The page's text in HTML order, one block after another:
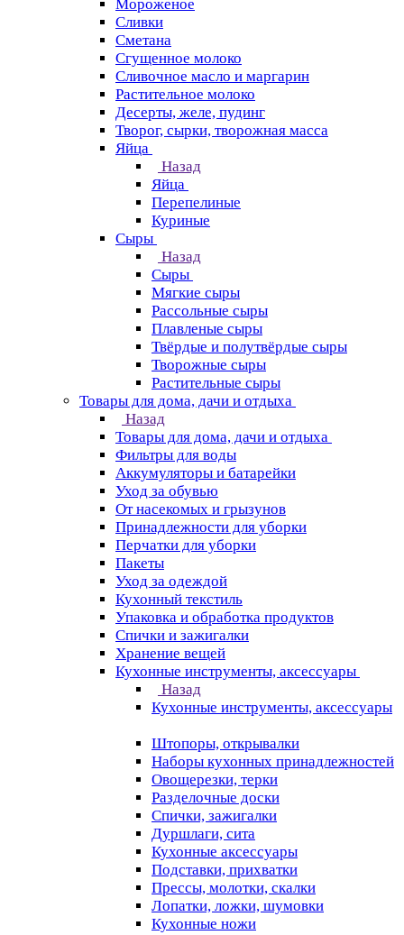
Мороженое
Сливки
Сметана
Сгущенное молоко
Сливочное масло и маргарин
Растительное молоко
Десерты, желе, пудинг
Творог, сырки, творожная масса
Яйца
Назад
Яйца
Перепелиные
Куриные
Сыры
Назад
Сыры
Мягкие сыры
Рассольные сыры
Плавленые сыры
Твёрдые и полутвёрдые сыры
Творожные сыры
Растительные сыры
Товары для дома, дачи и отдыха
Назад
Товары для дома, дачи и отдыха
Фильтры для воды
Аккумуляторы и батарейки
Уход за обувью
От насекомых и грызунов
Принадлежности для уборки
Перчатки для уборки
Пакеты
Уход за одеждой
Кухонный текстиль
Упаковка и обработка продуктов
Спички и зажигалки
Хранение вещей
Кухонные инструменты, аксессуары
Назад
Кухонные инструменты, аксессуары
Штопоры, открывалки
Наборы кухонных принадлежностей
Овощерезки, терки
Разделочные доски
Спички, зажигалки
Дуршлаги, сита
Кухонные аксессуары
Подставки, прихватки
Прессы, молотки, скалки
Лопатки, ложки, шумовки
Кухонные ножи